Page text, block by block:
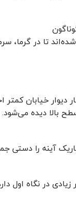
تا در گرما،
دیوار خیابان
بالا دیده می‌شود.
باریک آینه را
در نگاه